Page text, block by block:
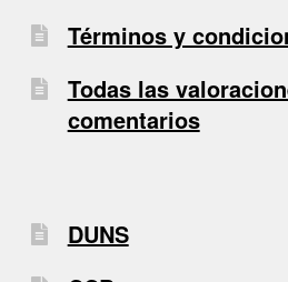
Términos y
Todas las
comentarios
DUNS